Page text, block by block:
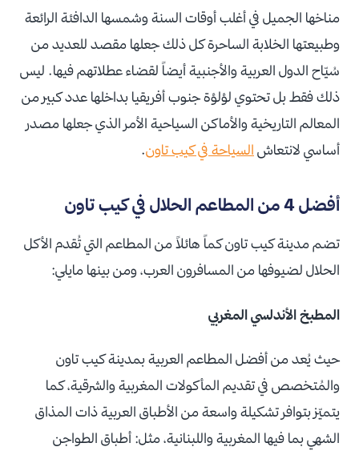
مناخها الجميل في أغلب أوقات السنة وشمسها الدافئة الرائعة
وطبيعتها الخلابة الساحرة كل ذلك جعلها مقصد للعديد من
سُيّاح الدول العربية والأجنبية أيضاً لقضاء عطلاتهم فيها. ليس
ذلك فقط بل تحتوي لؤلؤة جنوب أفريقيا بداخلها عدد كبير من
المعالم التاريخية والأماكن السياحية الأمر الذي جعلها مصدر
أساسي لانتعاش السياحة في كيب تاون.
أفضل 4 من المطاعم الحلال في كيب تاون
تضم مدينة كيب تاون كماً هائلاً من المطاعم التي تُقدم الأكل
الحلال لضيوفها من المسافرون العرب، ومن بينها مايلي:
المطبخ الأندلسي المغربي
حيث يُعد من أفضل المطاعم العربية بمدينة كيب تاون
والمُتخصص في تقديم المأكولات المغربية والشرقية، كما
يتميّز بتوافر تشكيلة واسعة من الأطباق العربية ذات المذاق
الشهي بما فيها المغربية واللبنانية، مثل: أطباق الطواجن